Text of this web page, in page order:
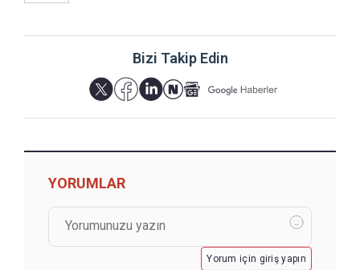
Bizi Takip Edin
YORUMLAR
Yorum için giriş yapın